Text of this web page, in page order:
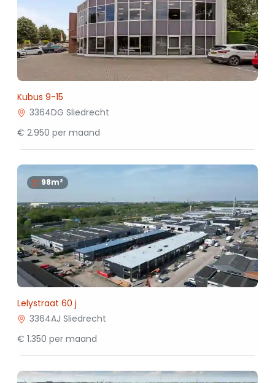
Kubus 9-15
3364DG Sliedrecht
€ 2.950 per maand
98m²
Lelystraat 60 j
3364AJ Sliedrecht
€ 1.350 per maand